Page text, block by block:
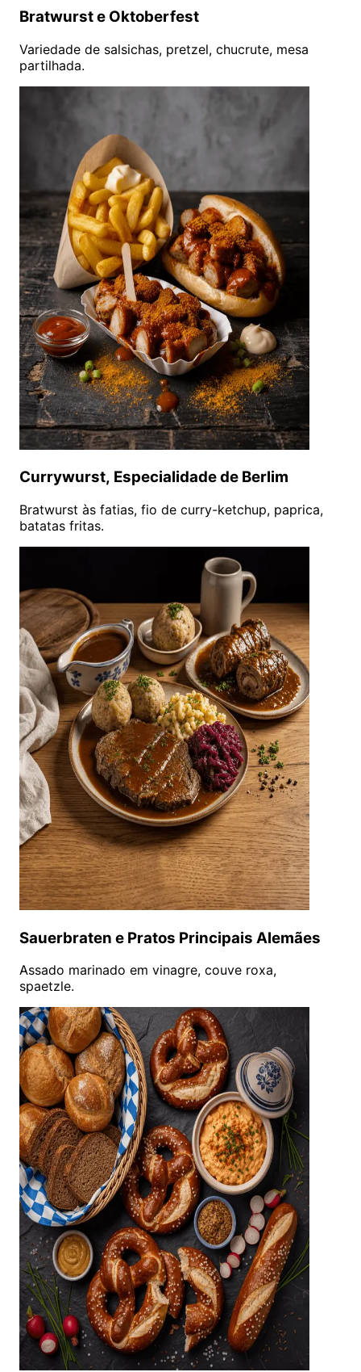
Bratwurst e Oktoberfest
Variedade de salsichas, pretzel, chucrute, mesa
partilhada.
Currywurst, Especialidade de Berlim
Bratwurst às fatias, fio de curry-ketchup, paprica,
batatas fritas.
Sauerbraten e Pratos Principais Alemães
Assado marinado em vinagre, couve roxa,
spaetzle.